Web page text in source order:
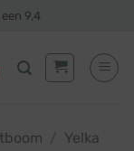
9,4
Yelka